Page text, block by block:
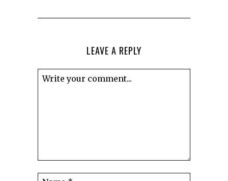
LEAVE A REPLY